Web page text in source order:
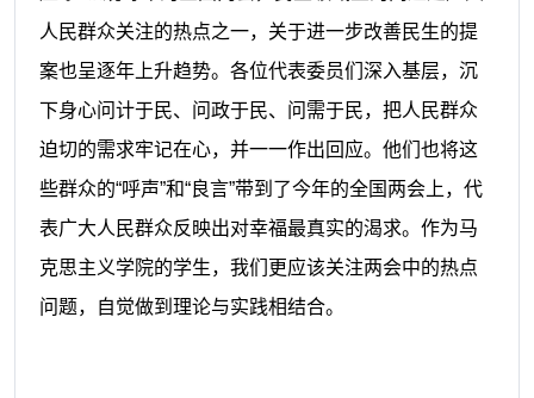
人民群众关注的热点之一，关于进一步改善民生的提
案也呈逐年上升趋势。各位代表委员们深入基层，沉
下身心问计于民、问政于民、问需于民，把人民群众
迫切的需求牢记在心，并一一作出回应。他们也将这
些群众的“呼声”和“良言”带到了今年的全国两会上，代
表广大人民群众反映出对幸福最真实的渴求。作为马
克思主义学院的学生，我们更应该关注两会中的热点
问题，自觉做到理论与实践相结合。